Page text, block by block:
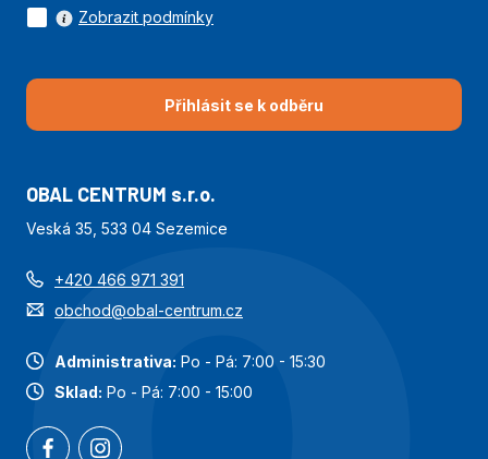
Přihlásit se k odběru
Zobrazit podmínky
OBAL CENTRUM s.r.o.
Veská 35, 533 04 Sezemice
+420 466 971 391
obchod@obal-centrum.cz
Administrativa: Po - Pá: 7:00 - 15:30
Sklad: Po - Pá: 7:00 - 15:00